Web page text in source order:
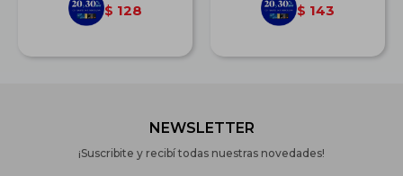
$ 128 $ 143
NEWSLETTER
¡Suscribite y recibí todas nuestras novedades!